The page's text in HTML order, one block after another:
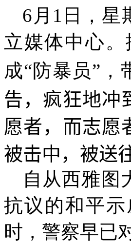
6月1日，星
立媒体中心
成“防暴员”，
告，疯狂地冲
愿者，而志愿
被击中，被送
自从西雅图
抗议的和平
时，警察早已